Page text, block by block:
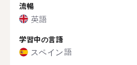
流暢
英語
学習中の言語
スペイン語